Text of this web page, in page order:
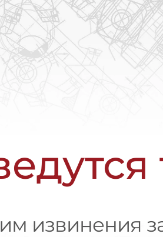
извинения